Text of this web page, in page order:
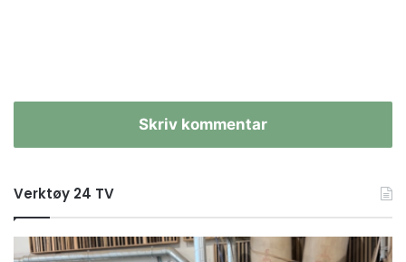
Skriv kommentar
Verktøy 24 TV